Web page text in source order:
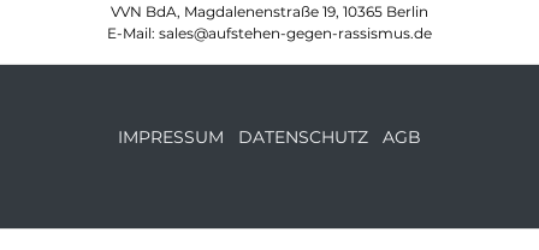
VVN BdA, Magdalenenstraße 19, 10365 Berlin
E-Mail: sales@aufstehen-gegen-rassismus.de
IMPRESSUM DATENSCHUTZ AGB